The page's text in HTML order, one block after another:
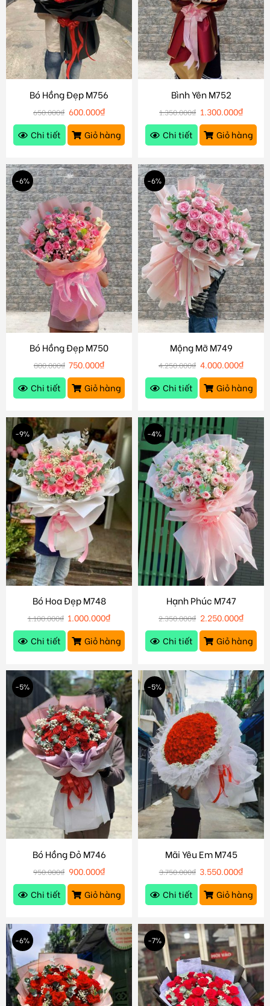
Bó Hồng Đẹp M756
650.000₫ 600.000₫
Chi tiết
Giỏ hàng
Bình Yên M752
1.350.000₫ 1.300.000₫
Chi tiết
Giỏ hàng
-6%
Bó Hồng Đẹp M750
800.000₫ 750.000₫
Chi tiết
Giỏ hàng
-6%
Mộng Mỡ M749
4.250.000₫ 4.000.000₫
Chi tiết
Giỏ hàng
-9%
Bó Hoa Đẹp M748
1.100.000₫ 1.000.000₫
Chi tiết
Giỏ hàng
-4%
Hạnh Phúc M747
2.350.000₫ 2.250.000₫
Chi tiết
Giỏ hàng
-5%
Bó Hồng Đỏ M746
950.000₫ 900.000₫
Chi tiết
Giỏ hàng
-5%
Mãi Yêu Em M745
3.750.000₫ 3.550.000₫
Chi tiết
Giỏ hàng
-6% -7%